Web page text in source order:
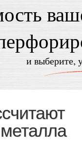
и выберите,